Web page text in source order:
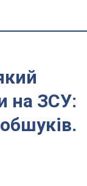
на ЗСУ: